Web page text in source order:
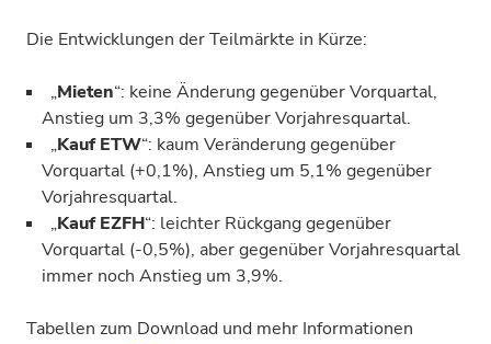
Die Entwicklungen der Teilmärkte in Kürze:
„Mieten“: keine Änderung gegenüber Vorquartal,
Anstieg um 3,3% gegenüber Vorjahresquartal.
„Kauf ETW“: kaum Veränderung gegenüber
Vorquartal (+0,1%), Anstieg um 5,1% gegenüber
Vorjahresquartal.
„Kauf EZFH“: leichter Rückgang gegenüber
Vorquartal (-0,5%), aber gegenüber Vorjahresquartal
immer noch Anstieg um 3,9%.
Tabellen zum Download und mehr Informationen